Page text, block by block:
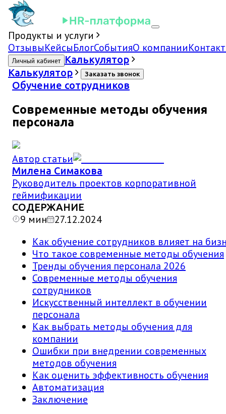
Продукты и услуги
ОтзывыКейсыБлогСобытияО компании
Личный кабинет Калькулятор
Калькулятор
Заказать звонок
Обучение сотрудников
Современные методы обучения
персонала
Автор статьи
Милена Симакова
Руководитель проектов корпоративной
геймификации
СОДЕРЖАНИЕ
9 мин
27.12.2024
Как обучение сотрудников влияет на
Что такое современные методы обучения
Тренды обучения персонала 2026
Современные методы обучения
сотрудников
Искусственный интеллект в обучении
персонала
Как выбрать методы обучения для
компании
Ошибки при внедрении современных
методов обучения
Как оценить эффективность обучения
Автоматизация
Заключение